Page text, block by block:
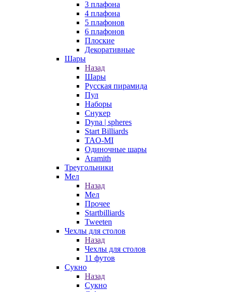
3 плафона
4 плафона
5 плафонов
6 плафонов
Плоские
Декоративные
Шары
Назад
Шары
Русская пирамида
Пул
Наборы
Снукер
Dyna | spheres
Start Billiards
TAO-MI
Одиночные шары
Aramith
Треугольники
Мел
Назад
Мел
Прочее
Startbilliards
Tweeten
Чехлы для столов
Назад
Чехлы для столов
11 футов
Сукно
Назад
Сукно